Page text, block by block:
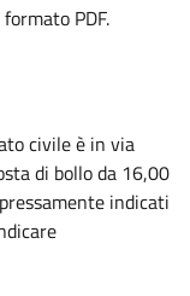
PDF.
civile è in via
di bollo da 16,00
indicati